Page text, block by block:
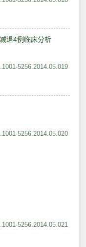
退4例临床分析
5256.2014.05.019
5256.2014.05.020
5256.2014.05.021